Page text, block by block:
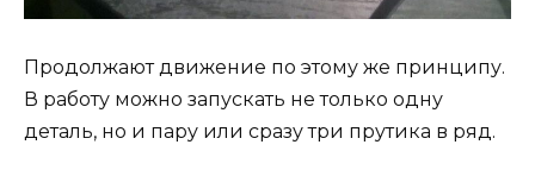
Продолжают движение по этому же принципу.
В работу можно запускать не только одну
деталь, но и пару или сразу три прутика в ряд.